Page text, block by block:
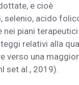
e cioè
selenio, acido
nei piani
relativi alla
verso una
set al., 2019).